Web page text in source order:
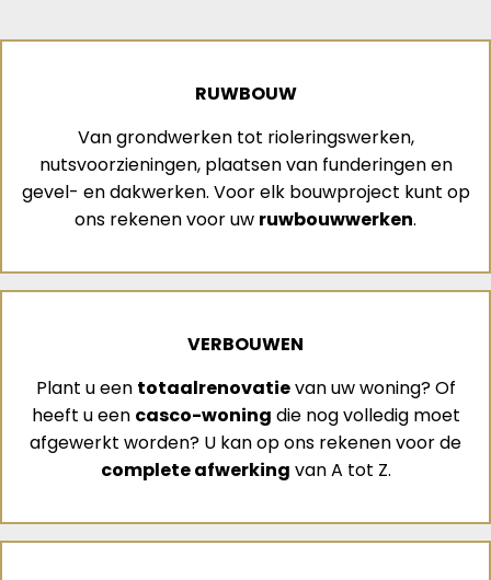
RUWBOUW
Van grondwerken tot rioleringswerken,
nutsvoorzieningen, plaatsen van funderingen en
gevel- en dakwerken. Voor elk bouwproject kunt op
ons rekenen voor uw ruwbouwwerken.
VERBOUWEN
Plant u een totaalrenovatievan uw woning? Of
heeft u een casco-woning die nog volledig moet
afgewerkt worden? U kan op ons rekenen voor de
complete afwerking van A tot Z.